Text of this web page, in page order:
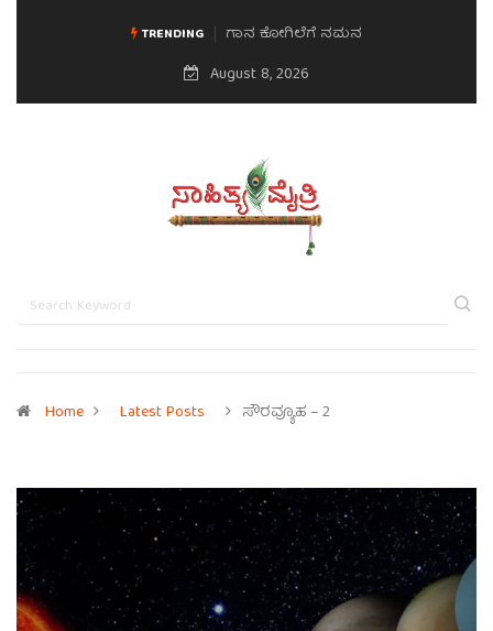
TRENDING
ಗಾನ ಕೋಗಿಲೆಗೆ ನಮನ ಮನಸಿನ ಸವಿಭಾವ
August 8, 2026
Home Latest Posts ಸೌರವ್ಯೂಹ – 2